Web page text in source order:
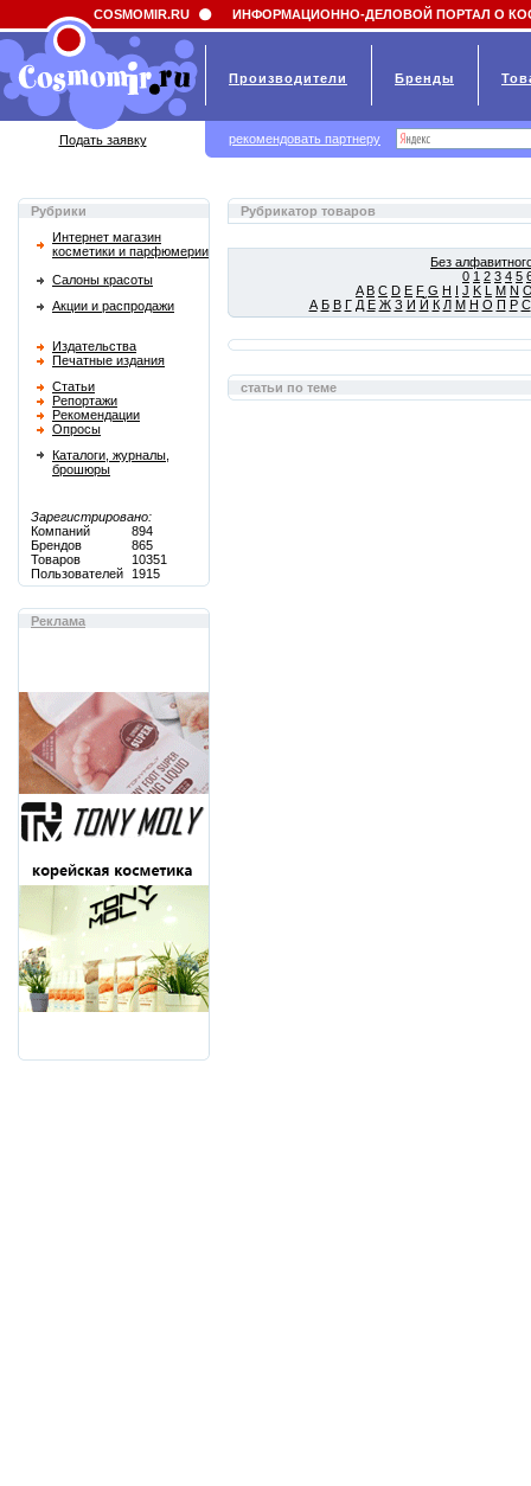
Field 'news_title' doesn't have a default value
Рубрики
Интернет магазин
косметики и парфюмерии
Салоны красоты
Акции и распродажи
Издательства
Печатные издания
Статьи
Репортажи
Рекомендации
Опросы
Каталоги, журналы,
брошюры
Зарегистрировано:
Компаний
894
Брендов
865
Товаров
10351
Пользователей
1915
Реклама
Рубрикатор товаров
Без
0 1 2 3 4 5
A B C D E F G H I J K L M N
А Б В Г Д Е Ж З И Й К Л М Н О П Р С
статьи по теме
COSMOMIR.RU ИНФОРМАЦИОННО-ДЕЛОВОЙ ПОРТАЛ О
Производители Бренды
Подать заявку рекомендовать партнеру